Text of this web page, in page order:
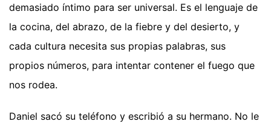
demasiado íntimo para ser universal. Es el lenguaje de
la cocina, del abrazo, de la fiebre y del desierto, y
cada cultura necesita sus propias palabras, sus
propios números, para intentar contener el fuego que
nos rodea.
Daniel sacó su teléfono y escribió a su hermano. No le